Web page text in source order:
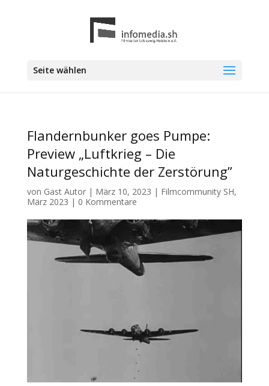
Seite wählen
Flandernbunker goes Pumpe:
Preview „Luftkrieg – Die
Naturgeschichte der Zerstörung”
von Gast Autor| März 10, 2023 | Filmcommunity SH,
März 2023 | 0 Kommentare